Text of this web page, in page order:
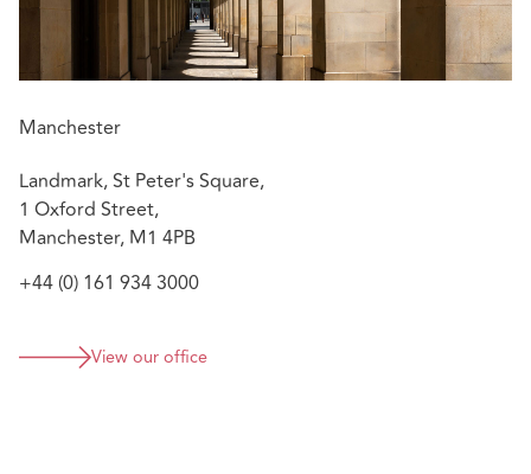
Manchester
Landmark, St Peter's Square,
1 Oxford Street,
Manchester, M1 4PB
+44 (0) 161 934 3000
View our office